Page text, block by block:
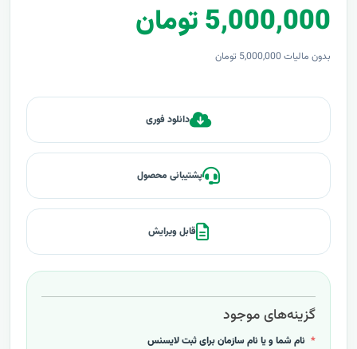
5,000,000 تومان
بدون مالیات 5,000,000 تومان
دانلود فوری
پشتیبانی محصول
قابل ویرایش
گزینه‌های موجود
نام شما و یا نام سازمان برای ثبت لایسنس